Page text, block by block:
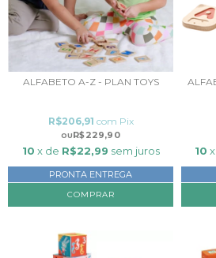
ALFABETO A-Z - PLAN TOYS
R$229,90
R$206,91 com Pix
10 x de R$22,99 sem juros
PRONTA ENTREGA
10